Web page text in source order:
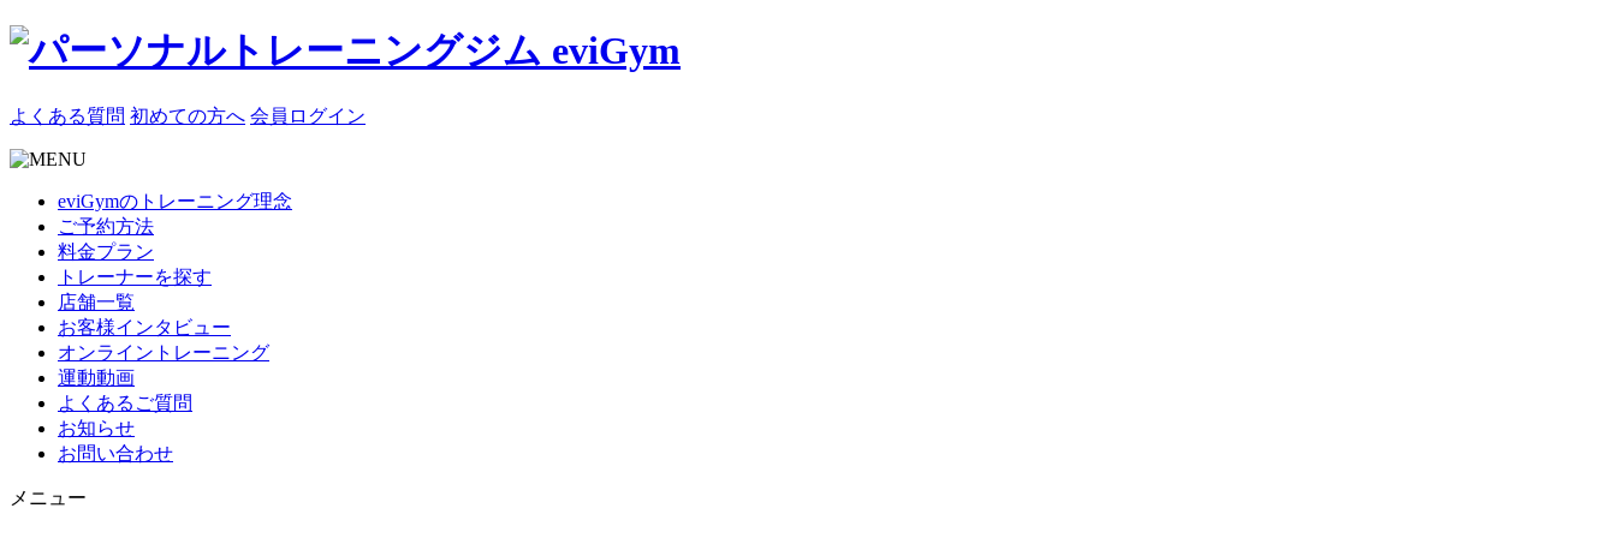
よくある質問 初めての方へ 会員ログイン
eviGymのトレーニング理念
ご予約方法
料金プラン
トレーナーを探す
店舗一覧
お客様インタビュー
オンライントレーニング
運動動画
よくあるご質問
お知らせ
お問い合わせ
メニュー